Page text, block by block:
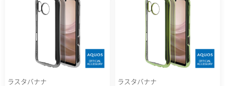
ラスタバナナ
ラスタバナナ